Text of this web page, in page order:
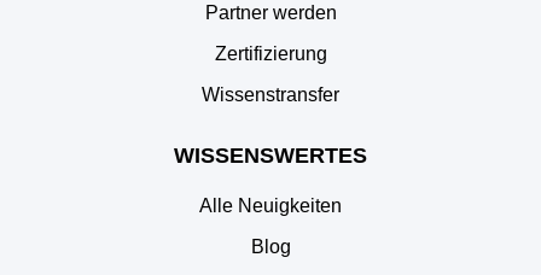
Partner werden
Zertifizierung
Wissenstransfer
WISSENSWERTES
Alle Neuigkeiten
Blog